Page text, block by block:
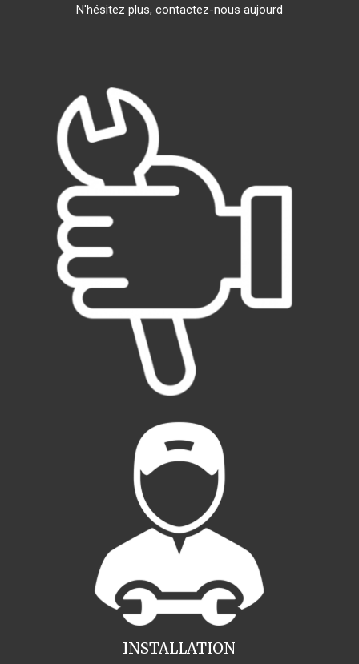
N'hésitez plus, contactez-nous aujourd
INSTALLATION